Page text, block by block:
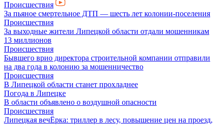
Происшествия
За пьяное смертельное ДТП — шесть лет колонии-поселения
Происшествия
За выходные жители Липецкой области отдали мошенникам
13 миллионов
Происшествия
Бывшего врио директора строительной компании отправили
на два года в колонию за мошенничество
Происшествия
В Липецкой области станет прохладнее
Погода в Липецке
В области объявлено о воздушной опасности
Происшествия
Липецкая вечЁрка: триллер в лесу, повышение цен на проезд,